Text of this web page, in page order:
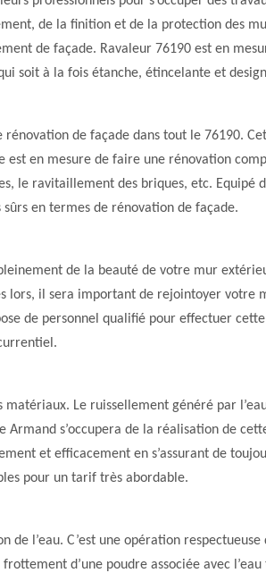
de la finition et de la protection des
de façade. Ravaleur 76190 est en
soit à la fois étanche, étincelante et
de façade dans tout le 76190.
est en mesure de faire une rénovation
le ravitaillement des briques, etc. Equipé
en termes de rénovation de façade.
de la beauté de votre mur
lors, il sera important de rejointoyer votre
de personnel qualifié pour effectuer
Le ruissellement généré par
s’occupera de la réalisation de
et efficacement en s’assurant de
pour un tarif très abordable.
l’eau. C’est une opération
d’une poudre associée avec